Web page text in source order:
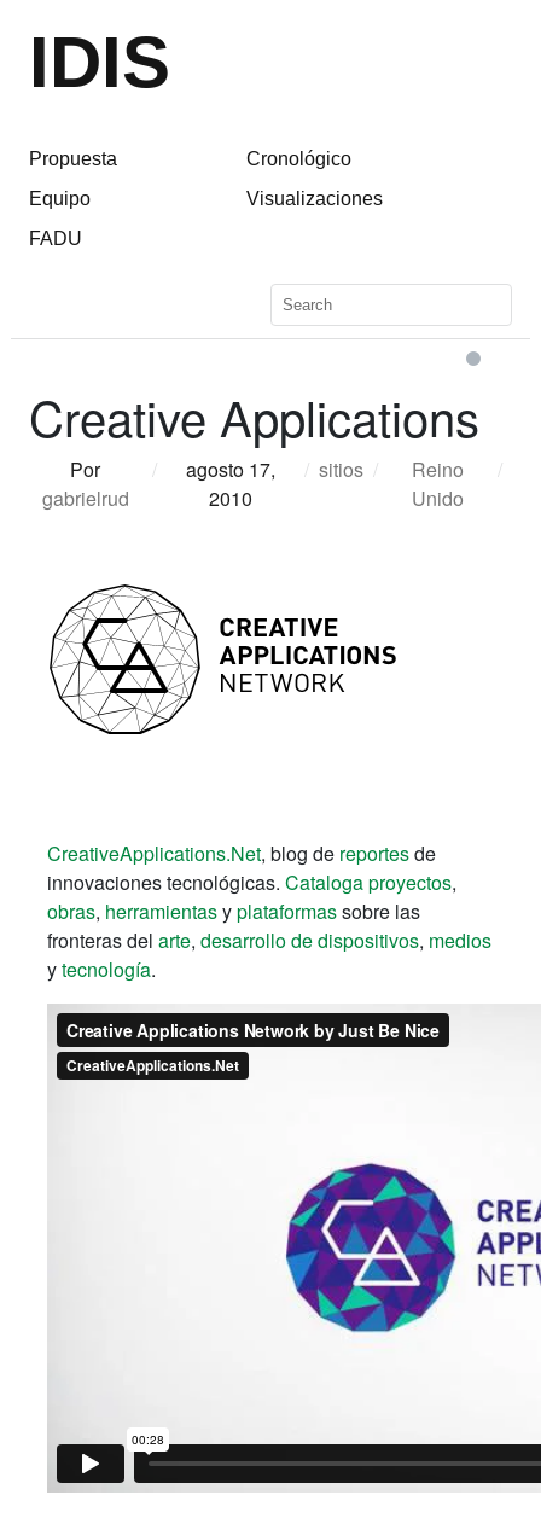
IDIS
Propuesta
Equipo
FADU
Cronológico
Visualizaciones
Creative Applications
Por
gabrielrud
/
agosto 17,
2010
/ sitios /
Reino
Unido
/
CreativeApplications.Net, blog de reportesde
innovaciones tecnológicas. Catalogaproyectos,
obras, herramientasyplataformassobre las
fronteras del arte, desarrollo de dispositivos, medios
ytecnología.